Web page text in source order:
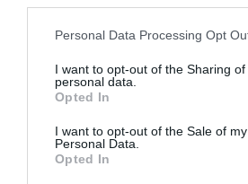
Please note that this website/app
not limited to your visit or usage
grant or deny consent to Google and
use your data for below specified
consent section.
Personal Data Processing Opt
I want to opt-out of the Sharing of
personal data.
Opted In
I want to opt-out of the Sale of my
Personal Data.
Opted In
07.08.2026 | 16:02
ανεμογεννήτριας αλλά… το
δένδρα! (βίντεο)